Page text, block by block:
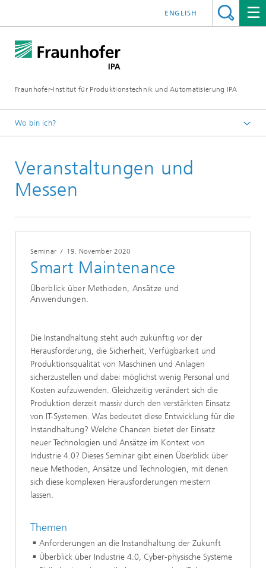
Fraunhofer-Institut für Produktionstechnik und Automatisierung IPA
ENGLISH
Wo bin ich?
Veranstaltungen/Messen
Veranstaltungen und
Messen
Seminar / 19. November 2020
Smart Maintenance
Überblick über Methoden, Ansätze und
Anwendungen.
Die Instandhaltung steht auch zukünftig vor der
Herausforderung, die Sicherheit, Verfügbarkeit und
Produktionsqualität von Maschinen und Anlagen
sicherzustellen und dabei möglichst wenig Personal und
Kosten aufzuwenden. Gleichzeitig verändert sich die
Produktion derzeit massiv durch den verstärkten Einsatz
von IT-Systemen. Was bedeutet diese Entwicklung für die
Instandhaltung? Welche Chancen bietet der Einsatz
neuer Technologien und Ansätze im Kontext von
Industrie 4.0? Dieses Seminar gibt einen Überblick über
neue Methoden, Ansätze und Technologien, mit denen
sich diese komplexen Herausforderungen meistern
lassen.
Themen
Anforderungen an die Instandhaltung der Zukunft
Überblick über Industrie 4.0, Cyber-physische Systeme